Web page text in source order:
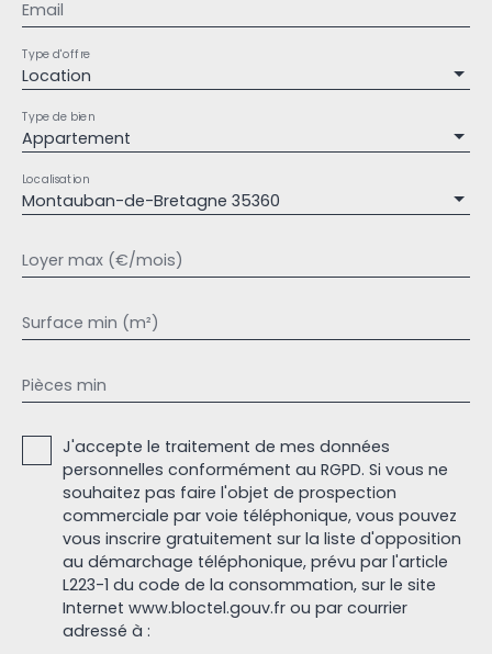
Email
Location
Type d'offre
Appartement
Type de bien
Montauban-de-Bretagne 35360
Localisation
Loyer max (€/mois)
Surface min (m²)
Pièces min
J'accepte le traitement de mes données
personnelles conformément au RGPD. Si vous ne
souhaitez pas faire l'objet de prospection
commerciale par voie téléphonique, vous pouvez
vous inscrire gratuitement sur la liste d'opposition
au démarchage téléphonique, prévu par l'article
L223-1 du code de la consommation, sur le site
Internet www.bloctel.gouv.fr ou par courrier
adressé à :